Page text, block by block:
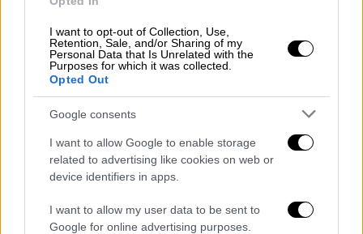
I want to opt-out of Collection, Use,
Retention, Sale, and/or Sharing of my
Personal Data that Is Unrelated with the
Purposes for which it was collected.
Opted Out
Google consents
I want to allow Google to enable storage
related to advertising like cookies on web or
device identifiers in apps.
I want to allow my user data to be sent to
Google for online advertising purposes.
αυτούς την Τρίτη 12 Μαΐου...
Ο Έλληνας ήρωάς μας Akylas
μεταμορφώνεται σε τίγρη στη σκηνή της
Wiener Stadthalle. Όχι μόνο
επειδή είναι
ντυμένος κομψά με μια πορτοκαλί και μαύρη
παλέτα. Οι γούνινες μπότες είναι έξω σε
ισχύ, όπως και το χαριτωμένο καπέλο
γατούλας με τα μικρά αυτιά. Κανένα πάρτι
μεταμφιεσμένων της Eurovision δεν θα γίνει